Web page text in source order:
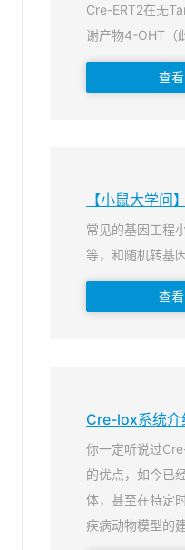
Cre-ERT2在无
谢产物4-OHT（
查看
【小鼠大学问
常见的基因工程
等，和随机转基
查看
Cre-lox系统介
你一定听说过
的优点，如今已
体，甚至在特定
疾病动物模型的